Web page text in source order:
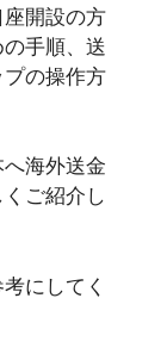
開設の方
手順、送
の操作方
海外送金
ご紹介し
にしてく